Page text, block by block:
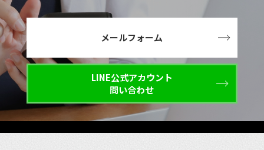
メールフォーム
LINE公式アカウント
問い合わせ